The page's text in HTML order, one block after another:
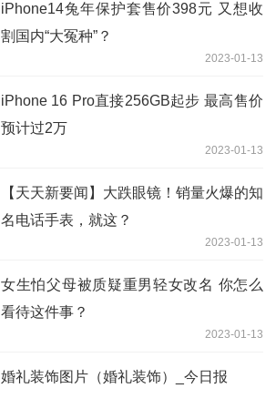
iPhone14兔年保护套售价398元 又想收
割国内“大冤种”？
2023-01-13
iPhone 16 Pro直接256GB起步 最高售价
预计过2万
2023-01-13
【天天新要闻】大跌眼镜！销量火爆的知
名电话手表，就这？
2023-01-13
女生怕父母被质疑重男轻女改名 你怎么
看待这件事？
2023-01-13
婚礼装饰图片（婚礼装饰）_今日报